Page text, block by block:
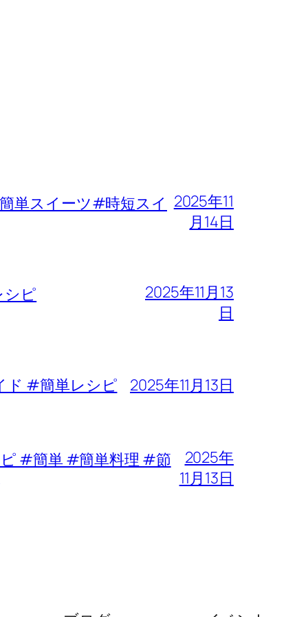
スイーツ#時短スイ 2025年11
月14日
ピ
2025年11月13
日
#簡単レシピ 2025年11月13日
#簡単 #簡単料理 #節
2025年
11月13日